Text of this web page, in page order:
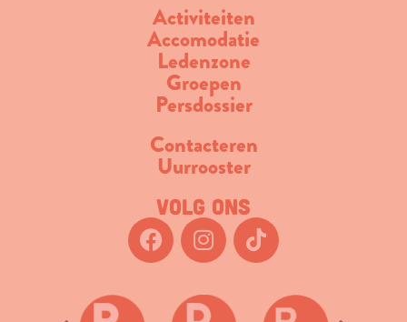
Activiteiten
Accomodatie
Ledenzone
Groepen
Persdossier
Contacteren
Uurrooster
Volg ons